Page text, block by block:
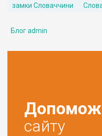
замки Словаччини
Блог admin
сайту